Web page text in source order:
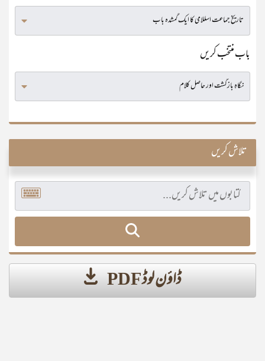
باب منتخب کریں
تلاش کریں
ڈاؤن لوڈ PDF